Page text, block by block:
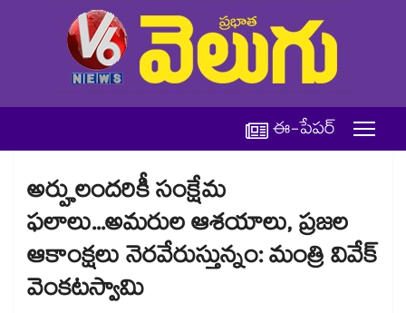
ఈ-పేపర్
అర్హులందరికీ సంక్షేమ
ఫలాలు...అమరుల ఆశయాలు, ప్రజల
ఆకాంక్షలు నెరవేరుస్తున్నం: మంత్రి వివేక్
వెంకటస్వామి